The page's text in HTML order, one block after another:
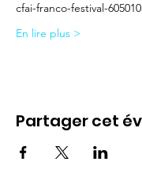
cfai-franco-festival-
En lire plus >
Partager cet